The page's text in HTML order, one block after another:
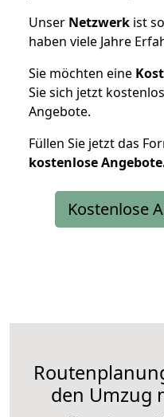
Unser Netzwerk ist
haben viele Jahre
Sie möchten eine
Sie sich jetzt
Angebote.
Füllen Sie jetzt das
kostenlose
Kostenlose
den Umzug